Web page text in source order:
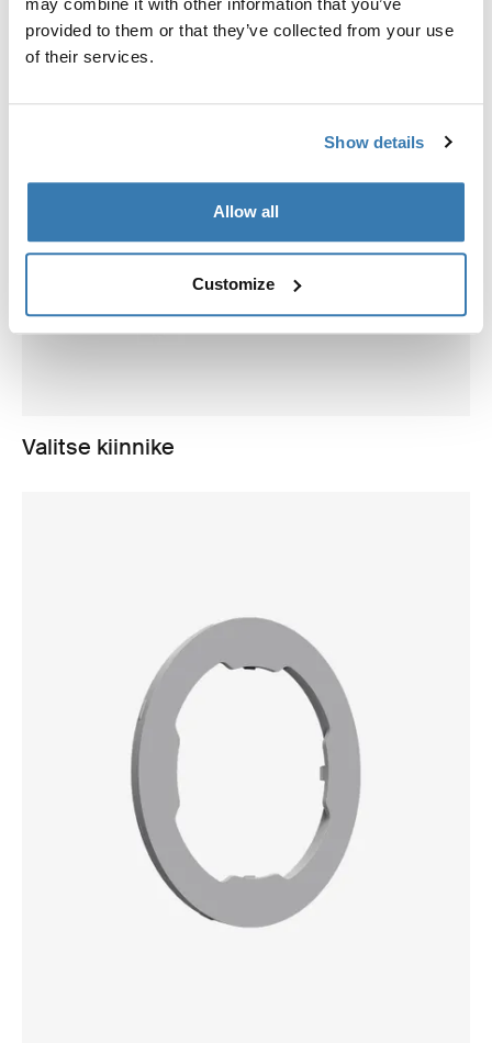
may combine it with other information that you’ve
provided to them or that they’ve collected from your use
of their services.
Show details
Allow all
Customize
Valitse kiinnike